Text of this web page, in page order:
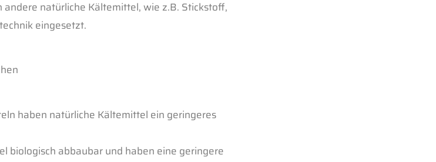
natürliche Kältemittel, wie z.B. Stickstoff,
eingesetzt.
haben natürliche Kältemittel ein geringeres
biologisch abbaubar und haben eine geringere